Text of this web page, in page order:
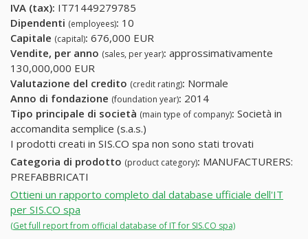
IVA (tax): IT71449279785
Dipendenti (employees): 10
Capitale (capital): 676,000 EUR
Vendite, per anno (sales, per year): approssimativamente
130,000,000 EUR
Valutazione del credito (credit rating): Normale
Anno di fondazione (foundation year): 2014
Tipo principale di società (main type of company): Società in
accomandita semplice (s.a.s.)
I prodotti creati in SIS.CO spa non sono stati trovati
Categoria di prodotto (product category): MANUFACTURERS:
PREFABBRICATI
Ottieni un rapporto completo dal database ufficiale dell'IT
per SIS.CO spa
(Get full report from official database of IT for SIS.CO spa)